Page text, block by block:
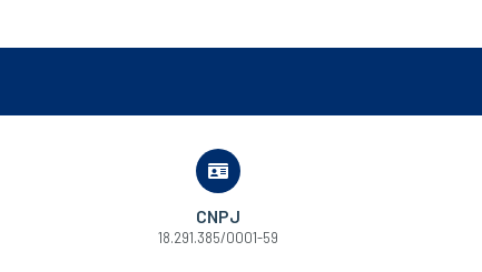
CNPJ
18.291.385/0001-59